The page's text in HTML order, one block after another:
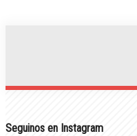
Seguinos en Instagram